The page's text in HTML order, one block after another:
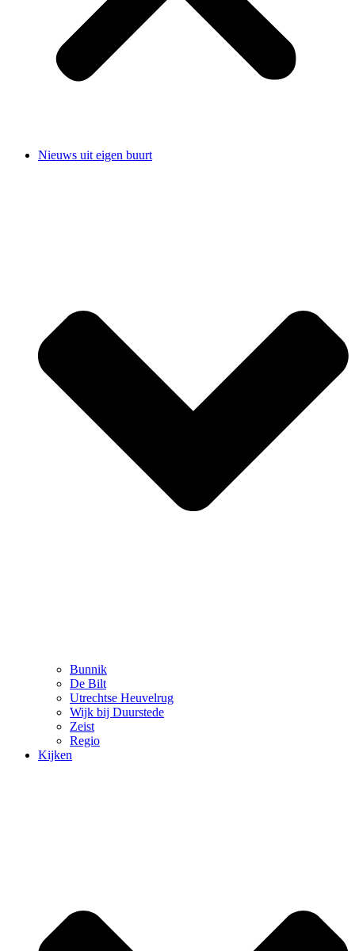
Nieuws uit eigen buurt
Bunnik
De Bilt
Utrechtse Heuvelrug
Wijk bij Duurstede
Zeist
Regio
Kijken